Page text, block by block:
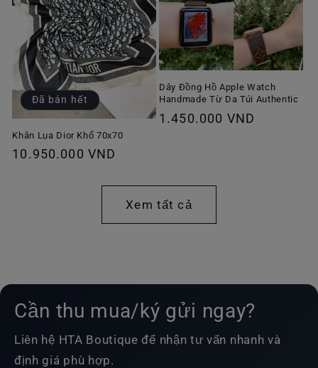
Đã bán hết
Khăn Lụa Dior Khổ 70x70
Giá
10.950.000 VND
Dây Đồng Hồ Apple Watch
Handmade Từ Da Túi Authentic
Giá
1.450.000 VND
Xem tất cả
Cần thu mua/ký gửi ngay?
Liên hệ HTA Boutique để nhận tư vấn nhanh và
định giá phù hợp.